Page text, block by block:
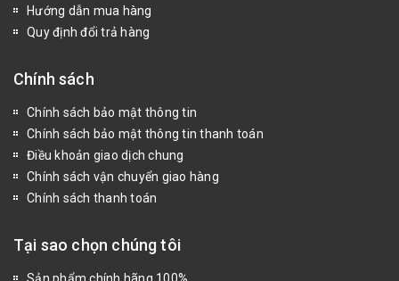
Hướng dẫn mua hàng
Quy định đổi trả hàng
Chính sách
Chính sách bảo mật thông tin
Chính sách bảo mật thông tin thanh toán
Điều khoản giao dịch chung
Chính sách vận chuyển giao hàng
Chính sách thanh toán
Tại sao chọn chúng tôi